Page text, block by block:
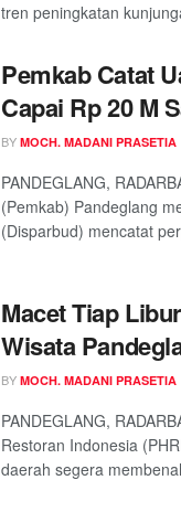
tren peningkatan
Pemkab Catat
Capai Rp 20 M
BY MOCH. MADANI PRASETIA
PANDEGLANG,
(Pemkab) Pandeglang
(Disparbud) mencatat
Macet Tiap
Wisata
BY MOCH. MADANI PRASETIA
PANDEGLANG,
Restoran Indonesia
daerah segera